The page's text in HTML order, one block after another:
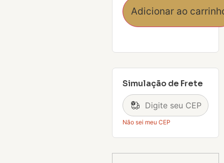
Adicionar ao
Simulação de Frete
Não sei meu CEP